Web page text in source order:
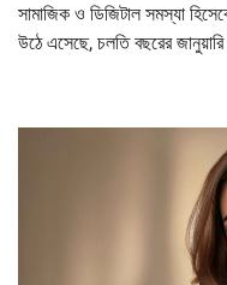
সামাজিক ও ডিজিটাল সমস্যা
উঠে এসেছে, চলতি বছরের